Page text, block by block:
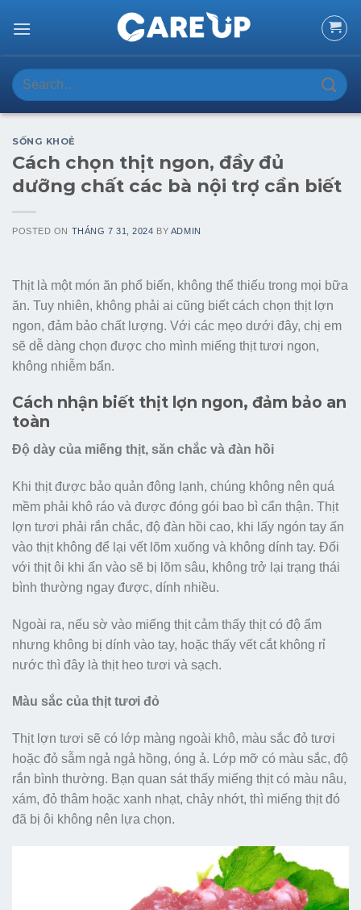
Search
for:
SỐNG KHOẺ
Cách chọn thịt ngon, đầy đủ
dưỡng chất các bà nội trợ cần biết
POSTED ON THÁNG 7 31, 2024 BY ADMIN
Thịt là một món ăn phổ biến, không thể thiếu trong mọi bữa
ăn. Tuy nhiên, không phải ai cũng biết cách chọn thịt lợn
ngon, đảm bảo chất lượng. Với các mẹo dưới đây, chị em
sẽ dễ dàng chọn được cho mình miếng thịt tươi ngon,
không nhiễm bẩn.
Cách nhận biết thịt lợn ngon, đảm bảo an
toàn
Độ dày của miếng thịt, săn chắc và đàn hồi
Khi thịt được bảo quản đông lạnh, chúng không nên quá
mềm phải khô ráo và được đóng gói bao bì cẩn thận. Thịt
lợn tươi phải rắn chắc, độ đàn hồi cao, khi lấy ngón tay ấn
vào thịt không để lại vết lõm xuống và không dính tay. Đối
với thịt ôi khi ấn vào sẽ bị lõm sâu, không trở lại trạng thái
bình thường ngay được, dính nhiều.
Ngoài ra, nếu sờ vào miếng thịt cảm thấy thịt có độ ẩm
nhưng không bị dính vào tay, hoặc thấy vết cắt không rỉ
nước thì đây là thịt heo tươi và sạch.
Màu sắc của thịt tươi đỏ
Thịt lợn tươi sẽ có lớp màng ngoài khô, màu sắc đỏ tươi
hoặc đỏ sẫm ngả ngả hồng, óng ả. Lớp mỡ có màu sắc, độ
rắn bình thường. Bạn quan sát thấy miếng thịt có màu nâu,
xám, đỏ thâm hoặc xanh nhạt, chảy nhớt, thì miếng thịt đó
đã bị ôi không nên lựa chọn.